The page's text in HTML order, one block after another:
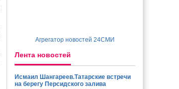
Агрегатор новостей 24СМИ
Лента новостей
Исмаил Шангареев.Татарские встречи
на берегу Персидского залива